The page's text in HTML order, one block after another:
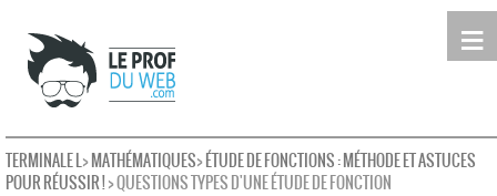
≡
leProfDuWeb
Seconde
Première
Terminale
Rechercher
TERMINALE L>MATHÉMATIQUES>ÉTUDE DE FONCTIONS : MÉTHODE ET ASTUCES
POUR RÉUSSIR !> QUESTIONS TYPES D'UNE ÉTUDE DE FONCTION